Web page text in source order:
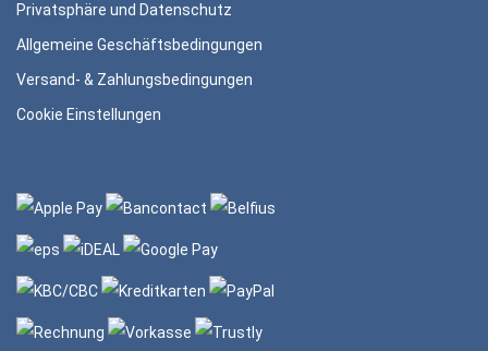
Privatsphäre und Datenschutz
Allgemeine Geschäftsbedingungen
Versand- & Zahlungsbedingungen
Cookie Einstellungen